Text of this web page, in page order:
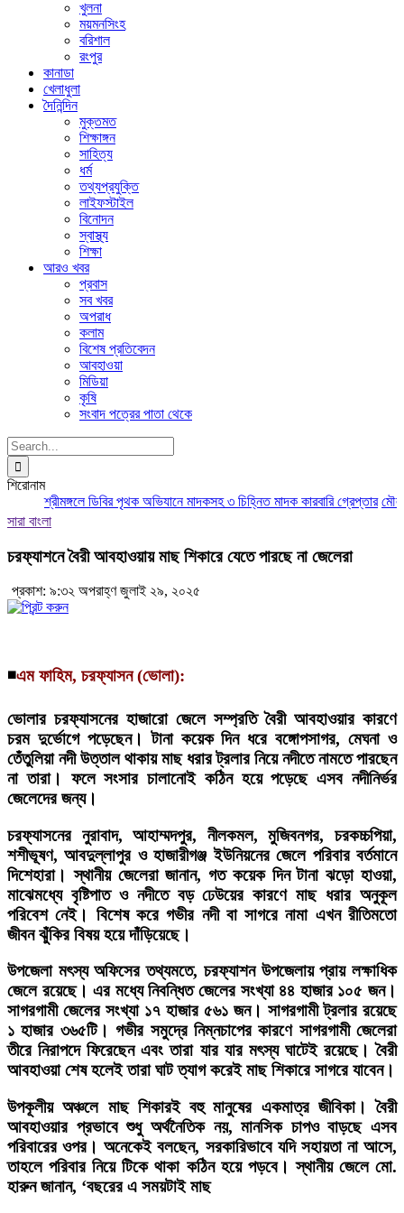
খুলনা
ময়মনসিংহ
বরিশাল
রংপুর
কানাডা
খেলাধুলা
দৈনিন্দিন
মুক্তমত
শিক্ষাঙ্গন
সাহিত্য
ধর্ম
তথ্যপ্রযুক্তি
লাইফস্টাইল
বিনোদন
স্বাস্থ্য
শিক্ষা
আরও খবর
প্রবাস
সব খবর
অপরাধ
কলাম
বিশেষ প্রতিবেদন
আবহাওয়া
মিডিয়া
কৃষি
সংবাদ পত্রের পাতা থেকে
Search
for:
শিরোনাম
শ্রীমঙ্গলে ডিবির পৃথক অভিযানে মাদকসহ ৩ চিহ্নিত মাদক কারবারি গ্রেপ্তার
সারা বাংলা
চরফ্যাশনে বৈরী আবহাওয়ায় মাছ শিকারে যেতে পারছে না জেলেরা
প্রকাশ: ৯:৩২ অপরাহ্ণ জুলাই ২৯, ২০২৫
◾এম ফাহিম, চরফ্যাসন (ভোলা):
ভোলার চরফ্যাসনের হাজারো জেলে সম্প্রতি বৈরী আবহাওয়ার কারণে
চরম দুর্ভোগে পড়েছেন। টানা কয়েক দিন ধরে বঙ্গোপসাগর, মেঘনা ও
তেঁতুলিয়া নদী উত্তাল থাকায় মাছ ধরার ট্রলার নিয়ে নদীতে নামতে পারছেন
না তারা। ফলে সংসার চালানোই কঠিন হয়ে পড়েছে এসব নদীনির্ভর
জেলেদের জন্য।
চরফ্যাসনের নুরাবাদ, আহাম্মদপুর, নীলকমল, মুজিবনগর, চরকচ্চপিয়া,
শশীভূষণ, আবদুল্লাপুর ও হাজারীগঞ্জ ইউনিয়নের জেলে পরিবার বর্তমানে
দিশেহারা। স্থানীয় জেলেরা জানান, গত কয়েক দিন টানা ঝড়ো হাওয়া,
মাঝেমধ্যে বৃষ্টিপাত ও নদীতে বড় ঢেউয়ের কারণে মাছ ধরার অনুকূল
পরিবেশ নেই। বিশেষ করে গভীর নদী বা সাগরে নামা এখন রীতিমতো
জীবন ঝুঁকির বিষয় হয়ে দাঁড়িয়েছে।
উপজেলা মৎস্য অফিসের তথ্যমতে, চরফ্যাশন উপজেলায় প্রায় লক্ষাধিক
জেলে রয়েছে। এর মধ্যে নিবন্ধিত জেলের সংখ্যা ৪৪ হাজার ১০৫ জন।
সাগরগামী জেলের সংখ্যা ১৭ হাজার ৫৬১ জন। সাগরগামী ট্রলার রয়েছে
১ হাজার ৩৬৫টি। গভীর সমুদ্রে নিম্নচাপের কারণে সাগরগামী জেলেরা
তীরে নিরাপদে ফিরেছেন এবং তারা যার যার মৎস্য ঘাটেই রয়েছে। বৈরী
আবহাওয়া শেষ হলেই তারা ঘাট ত্যাগ করেই মাছ শিকারে সাগরে যাবেন।
উপকূলীয় অঞ্চলে মাছ শিকারই বহু মানুষের একমাত্র জীবিকা। বৈরী
আবহাওয়ার প্রভাবে শুধু অর্থনৈতিক নয়, মানসিক চাপও বাড়ছে এসব
পরিবারের ওপর। অনেকেই বলছেন, সরকারিভাবে যদি সহায়তা না আসে,
তাহলে পরিবার নিয়ে টিকে থাকা কঠিন হয়ে পড়বে। স্থানীয় জেলে মো.
হারুন জানান, ‘বছরের এ সময়টাই মাছ